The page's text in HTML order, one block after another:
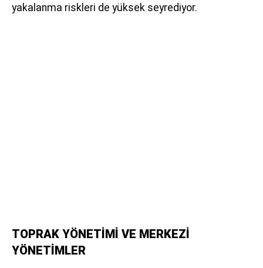
yakalanma riskleri de yüksek seyrediyor.
TOPRAK YÖNETİMİ VE MERKEZİ
YÖNETİMLER